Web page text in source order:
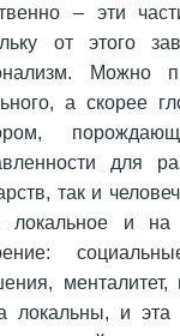
– эти
от этого
Можно
а скорее
для
так и
локальное и на
локальны, и эта